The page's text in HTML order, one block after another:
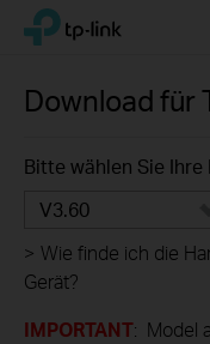
Click
navigation
TP-Link, Reliably Smart
Download für
Bitte wählen Sie
V3.60
> Wie finde ich die
Gerät?
IMPORTANT: Model